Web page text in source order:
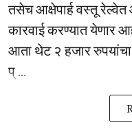
तसेच आक्षेपार्ह वस्तू
कारवाई करण्यात येणार
आता थेट २ हजार
प् ...